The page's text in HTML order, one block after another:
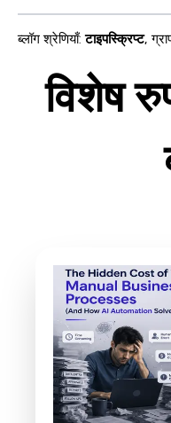
ब्लॉग श्रेणियाँ: टाइपस्क्रिप्ट,
विशेष